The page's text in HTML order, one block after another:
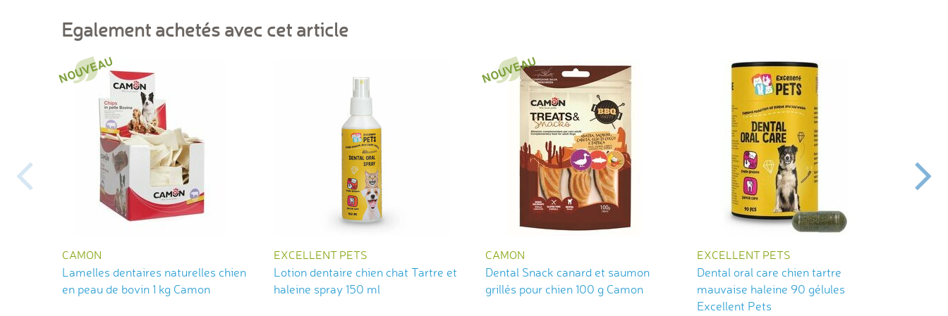
Egalement achetés avec cet article
CAMON
Lamelles dentaires naturelles chien
en peau de bovin 1 kg Camon
EXCELLENT PETS
Lotion dentaire chien chat Tartre et
haleine spray 150 ml
CAMON
Dental Snack canard et saumon
grillés pour chien 100 g Camon
EXCELLENT PETS
Dental oral care chien tartre
mauvaise haleine 90 gélules
Excellent Pets